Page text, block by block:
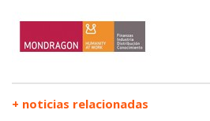
+ noticias relacionadas